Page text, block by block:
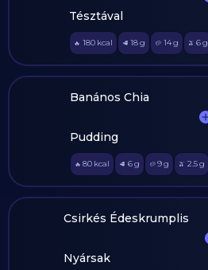
Tésztával
🔥 180 kcal 🥩 18g 🥔 14g 🫒 6g
Banános Chia
Pudding
🔥 80 kcal 🥩 6g 🥔 9g 🫒 2.5g
Csirkés Édeskrumplis
Nyársak